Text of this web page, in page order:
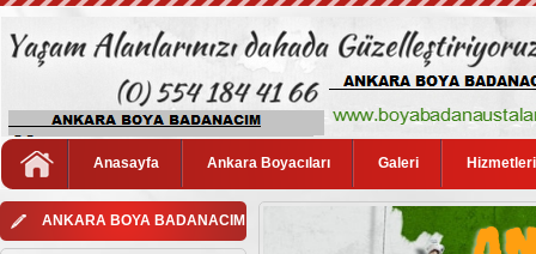
Anasayfa Ankara Boyacıları Galeri
ANKARA BOYA BADANACIM